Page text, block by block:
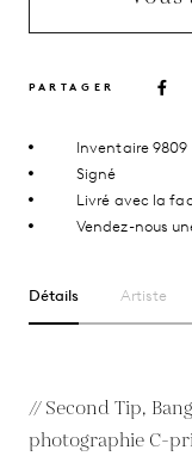
PARTAGER
Inventaire 9809
Signé
Livré avec la
Vendez-nous
Détails Artiste
// Second Tip,
photographie C-